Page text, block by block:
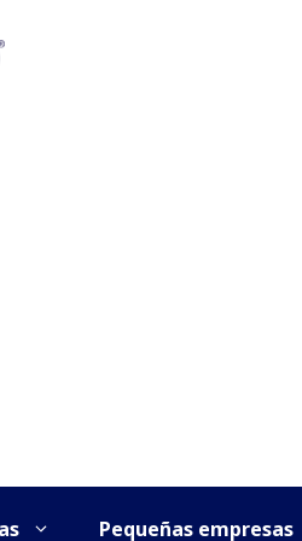
Pequeñas empresas